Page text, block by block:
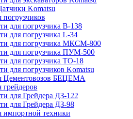
Komatsu
погрузчиков
для погрузчика B-138
для погрузчика L-34
для погрузчика МКСМ-800
для погрузчика ПУМ-500
для погрузчика ТО-18
для погрузчиков Komatsu
Цементовозов БЕЦЕМА
грейдеров
для Грейдера ДЗ-122
для Грейдера ДЗ-98
импортной техники